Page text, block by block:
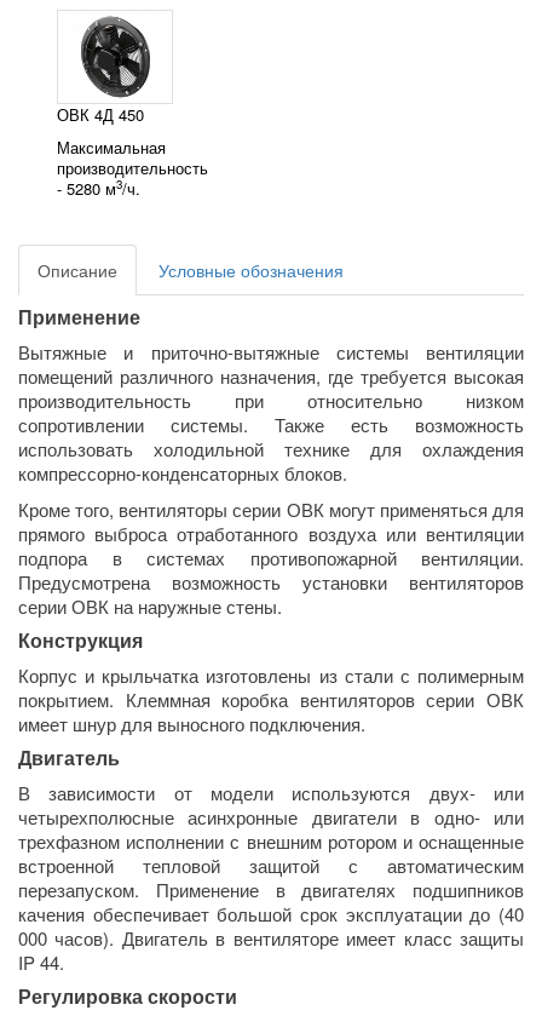
ОВК 4Д 450
Максимальная
производительность
- 5280 м3/ч.
Описание Условные обозначения
Применение
Вытяжные и приточно-вытяжные системы вентиляции
помещений различного назначения, где требуется высокая
производительность при относительно низком
сопротивлении системы. Также есть возможность
использовать холодильной технике для охлаждения
компрессорно-конденсаторных блоков.
Кроме того, вентиляторы серии ОВК могут применяться для
прямого выброса отработанного воздуха или вентиляции
подпора в системах противопожарной вентиляции.
Предусмотрена возможность установки вентиляторов
серии ОВК на наружные стены.
Конструкция
Корпус и крыльчатка изготовлены из стали с полимерным
покрытием. Клеммная коробка вентиляторов серии ОВК
имеет шнур для выносного подключения.
Двигатель
В зависимости от модели используются двух- или
четырехполюсные асинхронные двигатели в одно- или
трехфазном исполнении с внешним ротором и оснащенные
встроенной тепловой защитой с автоматическим
перезапуском. Применение в двигателях подшипников
качения обеспечивает большой срок эксплуатации до (40
000 часов). Двигатель в вентиляторе имеет класс защиты
IP 44.
Регулировка скорости